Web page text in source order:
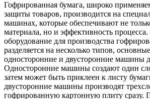
Гофрированная бумага, широко
защиты товаров, производится на
машинах, которые обеспечивают не
материала, но и эффективность
оборудование для производства
разделяется на несколько типов,
односторонние и двусторонние машины
Односторонние машины создают один
затем может быть приклеен к листу
двусторонние машины производят
гофрированную картонную плиту сразу.